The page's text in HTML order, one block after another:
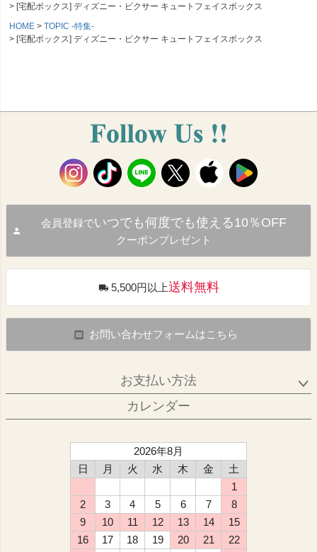
[宅配ボックス] ディズニー・ピクサー キュートフェイスボックス
HOME
TOPIC -特集-
[宅配ボックス] ディズニー・ピクサー キュートフェイスボックス
会員登録でいつでも何度でも使える10％OFF
クーポンプレゼント
5,500円以上送料無料
お問い合わせフォームはこちら
お支払い方法
カレンダー
2026年8月
日
月 火 水 木 金
土
1
2
3 4 5 6 7
8
9
10 11 12 13 14
15
16
17 18 19 20 21
22